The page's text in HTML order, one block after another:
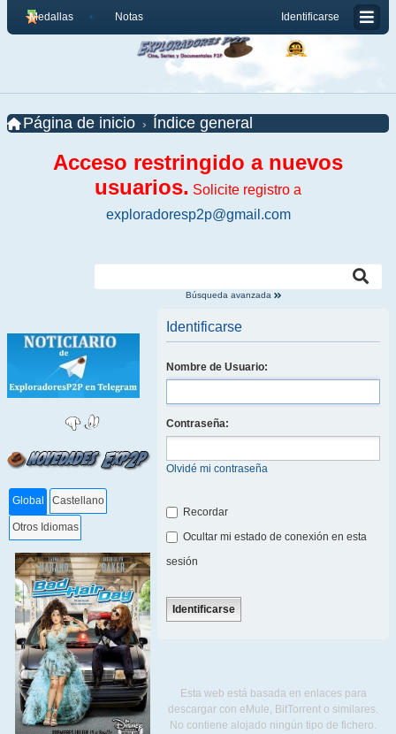
Identificarse
Medallas Notas
Página de inicio Índice general
Acceso restringido a nuevos
usuarios. Solicite registro a
exploradoresp2p@gmail.com
Búsqueda avanzada
Global Castellano
Otros Idiomas
Identificarse
Nombre de Usuario:
Contraseña:
Olvidé mi contraseña
Recordar
Ocultar mi estado de conexión en esta
sesión
Esta web está basada en enlaces para
descargar con eMule, BitTorrent o similares.
No contiene alojado ningún tipo de fichero.